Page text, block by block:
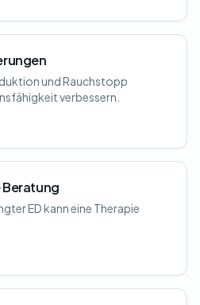
und Rauchstopp
verbessern.
ED kann eine Therapie